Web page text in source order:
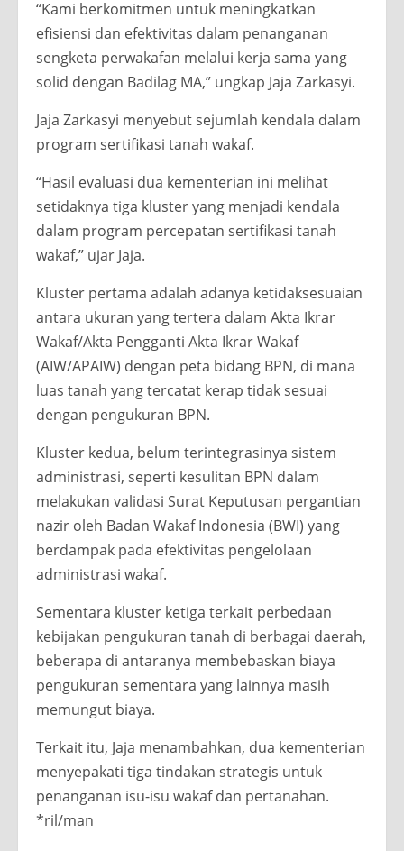
“Kami berkomitmen untuk meningkatkan
efisiensi dan efektivitas dalam penanganan
sengketa perwakafan melalui kerja sama yang
solid dengan Badilag MA,” ungkap Jaja Zarkasyi.
Jaja Zarkasyi menyebut sejumlah kendala dalam
program sertifikasi tanah wakaf.
“Hasil evaluasi dua kementerian ini melihat
setidaknya tiga kluster yang menjadi kendala
dalam program percepatan sertifikasi tanah
wakaf,” ujar Jaja.
Kluster pertama adalah adanya ketidaksesuaian
antara ukuran yang tertera dalam Akta Ikrar
Wakaf/Akta Pengganti Akta Ikrar Wakaf
(AIW/APAIW) dengan peta bidang BPN, di mana
luas tanah yang tercatat kerap tidak sesuai
dengan pengukuran BPN.
Kluster kedua, belum terintegrasinya sistem
administrasi, seperti kesulitan BPN dalam
melakukan validasi Surat Keputusan pergantian
nazir oleh Badan Wakaf Indonesia (BWI) yang
berdampak pada efektivitas pengelolaan
administrasi wakaf.
Sementara kluster ketiga terkait perbedaan
kebijakan pengukuran tanah di berbagai daerah,
beberapa di antaranya membebaskan biaya
pengukuran sementara yang lainnya masih
memungut biaya.
Terkait itu, Jaja menambahkan, dua kementerian
menyepakati tiga tindakan strategis untuk
penanganan isu-isu wakaf dan pertanahan.
*ril/man